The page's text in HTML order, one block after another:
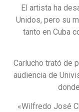
El artista ha
Unidos, pero su
tanto en Cuba
Carlucho trató de
audiencia de
«Wilfredo José